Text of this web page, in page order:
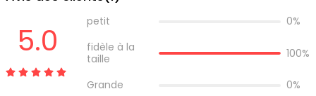
Encolure:
Type de Manche:
Manche de Lanterne
Longueur des manches:
Longueur Du Haut:
5.0 petit
0%
fidèle à la
taille
100%
Grande 0%